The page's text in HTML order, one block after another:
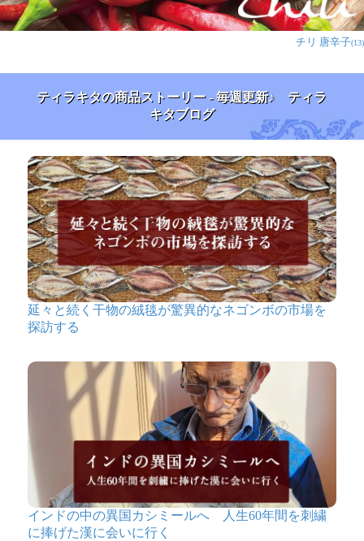
ありがとうございました！
★★★★★たま様
以前南インド料理のお店に行った時に初めてパパドを食
べて気に入ったのですが、家では面倒かなと思い込んで
いました。
しかしレンジでパリパリのパパドが出来るのを知り、家
でも手軽に食べれてうれしいです。
お酒のおつまみにピッタリです。
★★★★★辻 ミカ様
うまいっすよ。
ニンニクの香りがいいです。崩してカレーのトッピング
に、ビールのお供に。
★★★
プレーンよりも少しピリッとしたパパド。すごくおいし
チリ 唐辛子(13)
ティラキタの商品ストーリー - 毎週更新♪ ティラ
キタブログ
延々と続く干物の絨毯が驚異的なネゴンボの市場を
探訪する
インドの中の異国カシミールへ 人生60年間を刺繍
に捧げた漢に会いに行く